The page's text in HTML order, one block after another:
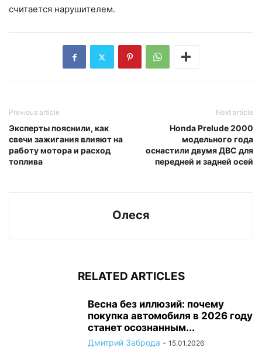
считается нарушителем.
Previous article
Эксперты пояснили, как
свечи зажигания влияют на
работу мотора и расход
топлива
Next article
Honda Prelude 2000
модельного года
оснастили двумя ДВС для
передней и задней осей
Олеся
RELATED ARTICLES
Весна без иллюзий: почему
покупка автомобиля в 2026 году
станет осознанным...
Дмитрий Заброда - 15.01.2026